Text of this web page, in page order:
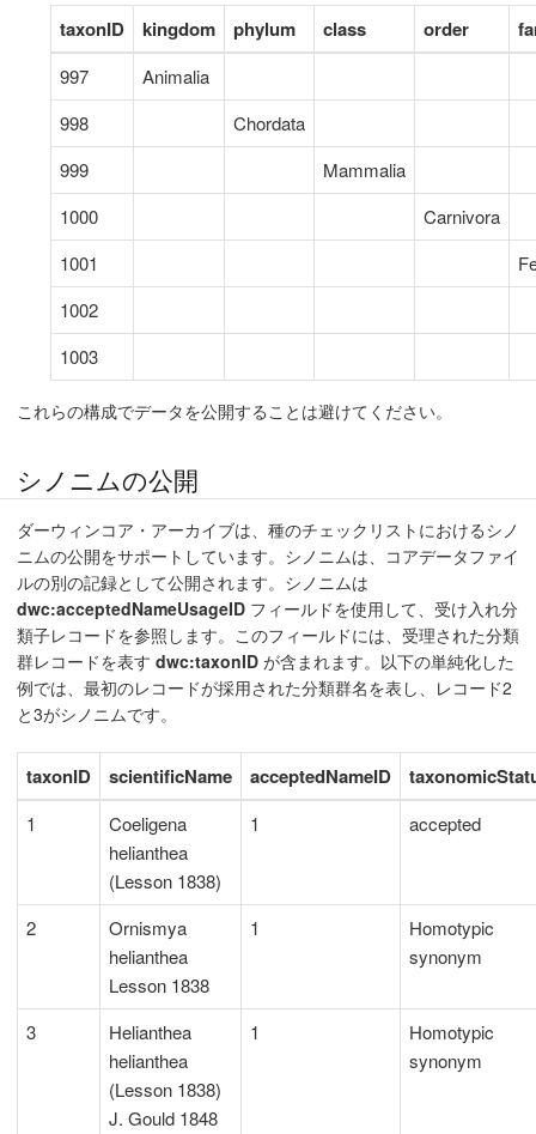
taxonID kingdom phylum class order
997
Animalia
998
Chordata
999
Mammalia
1000
Carnivora
1001
1002
1003
これらの構成でデータを公開することは避けてください。
シノニムの公開
ダーウィンコア・アーカイブは、種のチェックリストにおけるシノ
ニムの公開をサポートしています。シノニムは、コアデータファイ
ルの別の記録として公開されます。シノニムは
dwc:acceptedNameUsageID フィールドを使用して、受け入れ分
類子レコードを参照します。このフィールドには、受理された分類
群レコードを表す dwc:taxonID が含まれます。以下の単純化した
例では、最初のレコードが採用された分類群名を表し、レコード2
と3がシノニムです。
taxonID scientificName acceptedNameID
1
Coeligena
helianthea
(Lesson 1838)
1 accepted
2
Ornismya
helianthea
Lesson 1838
1
Homotypic
synonym
3
Helianthea
helianthea
(Lesson 1838)
J. Gould 1848
1
Homotypic
synonym